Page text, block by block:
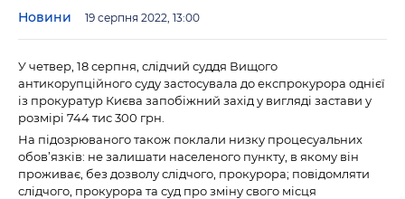
Новини
19 серпня 2022, 13:00
У четвер, 18 серпня, слідчий суддя Вищого
антикорупційного суду застосувала до експрокурора однієї
із прокуратур Києва запобіжний захід у вигляді застави у
розмірі 744 тис 300 грн.
На підозрюваного також поклали низку процесуальних
обов’язків: не залишати населеного пункту, в якому він
проживає, без дозволу слідчого, прокурора; повідомляти
слідчого, прокурора та суд про зміну свого місця